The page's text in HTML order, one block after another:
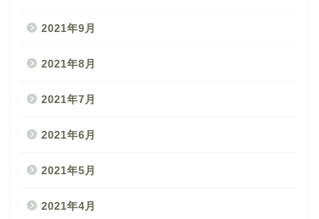
2021年9月
2021年8月
2021年7月
2021年6月
2021年5月
2021年4月